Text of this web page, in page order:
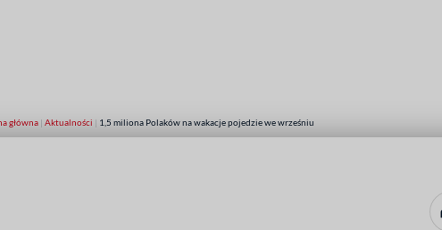
główna | Aktualności | 1,5 miliona Polaków na wakacje pojedzie we wrześniu